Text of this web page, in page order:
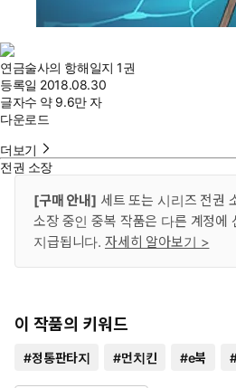
연금술사의 항해일지 1권
등록일 2018.08.30
글자수 약 9.6만 자
다운로드
더보기
전권 소장
[구매 안내] 세트 또는 시리즈 전권
소장 중인 중복 작품은 다른 계정에
지급됩니다. 자세히 알아보기 >
이 작품의 키워드
#정통판타지 #먼치킨 #e북